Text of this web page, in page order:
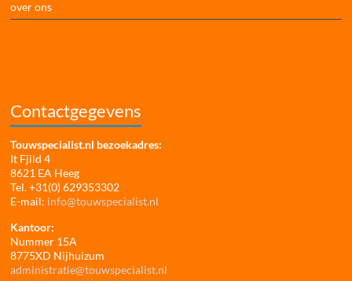
over ons
Contactgegevens
Touwspecialist.nl bezoekadres:
It Fjild 4
8621 EA Heeg
Tel. +31(0) 629353302
E-mail: info@touwspecialist.nl
Kantoor:
Nummer 15A
8775XD Nijhuizum
administratie@touwspecialist.nl